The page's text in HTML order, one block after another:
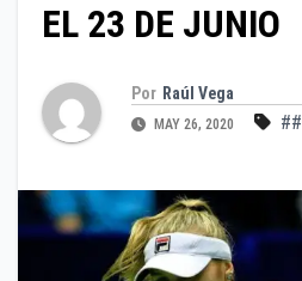
EL 23 DE JUNIO
Por Raúl Vega
MAY 26, 2020